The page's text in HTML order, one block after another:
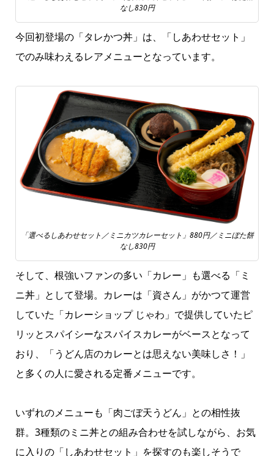
なし830円
今回初登場の「タレかつ丼」は、「しあわせセット」
でのみ味わえるレアメニューとなっています。
「選べるしあわせセット／ミニカツカレーセット」880円／ミニぼた餅
なし830円
そして、根強いファンの多い「カレー」も選べる「ミ
ニ丼」として登場。カレーは「資さん」がかつて運営
していた「カレーショップ じゃわ」で提供していたピ
リッとスパイシーなスパイスカレーがベースとなって
おり、「うどん店のカレーとは思えない美味しさ！」
と多くの人に愛される定番メニューです。
いずれのメニューも「肉ごぼ天うどん」との相性抜
群。3種類のミニ丼との組み合わせを試しながら、お気
に入りの「しあわせセット」を探すのも楽しそうで